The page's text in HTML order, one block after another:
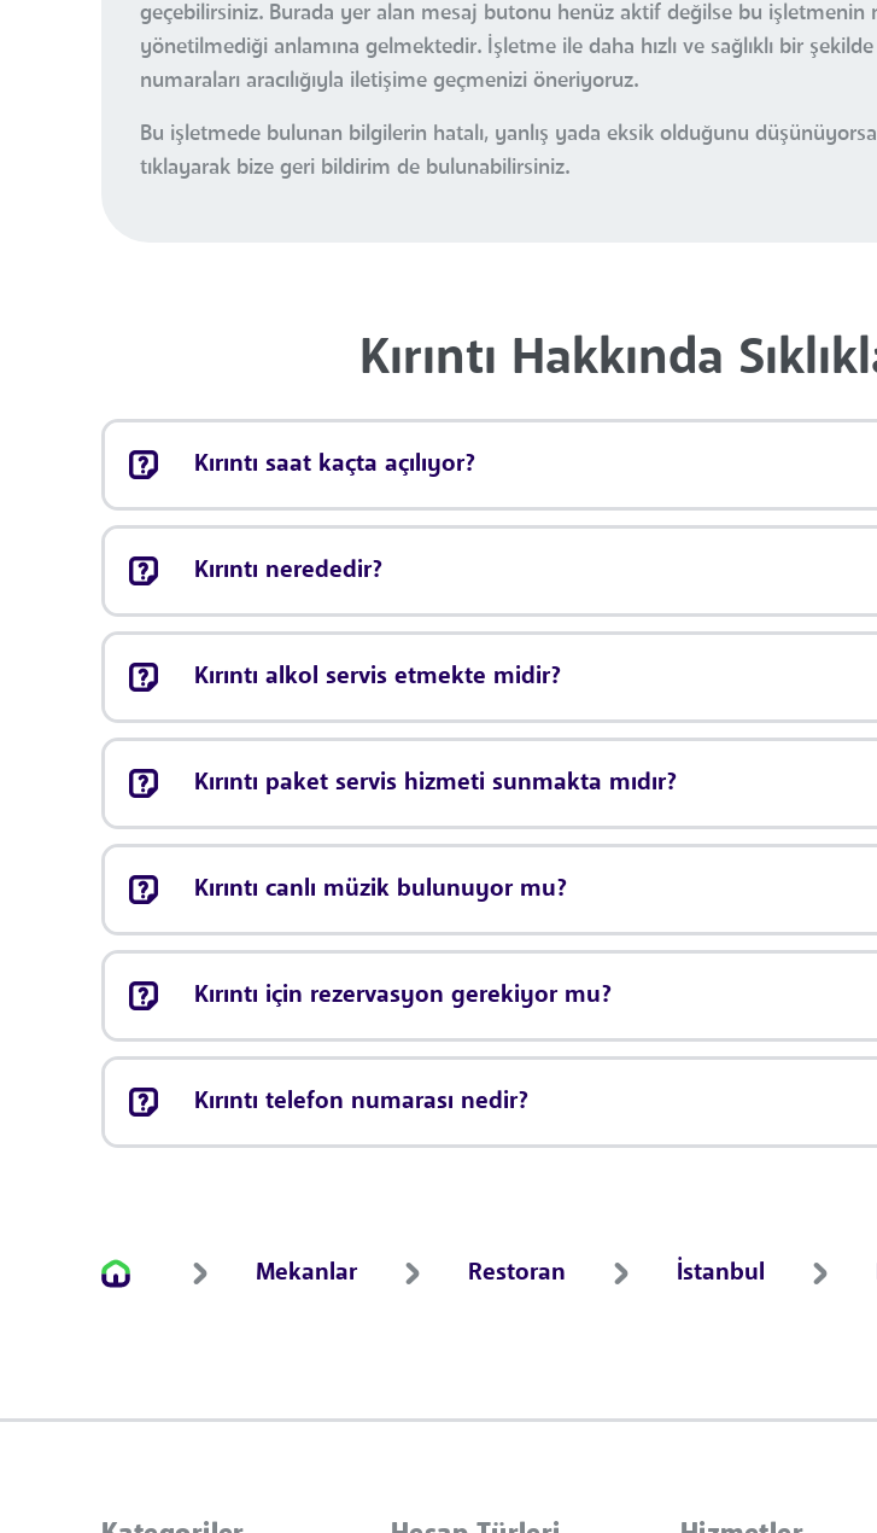
geçebilirsiniz. Burada yer alan mesaj butonu henüz aktif değilse bu işletmenin
yönetilmediği anlamına gelmektedir. İşletme ile daha hızlı ve sağlıklı bir
numaraları aracılığıyla iletişime geçmenizi öneriyoruz.
Bu işletmede bulunan bilgilerin hatalı, yanlış yada eksik olduğunu
tıklayarak bize geri bildirim de bulunabilirsiniz.
Kırıntı Hakkında
Kırıntı saat kaçta açılıyor?
Kırıntı nerededir?
Kırıntı alkol servis etmekte midir?
Kırıntı paket servis hizmeti sunmakta mıdır?
Kırıntı canlı müzik bulunuyor mu?
Kırıntı için rezervasyon gerekiyor mu?
Kırıntı telefon numarası nedir?
Mekanlar Restoran İstanbul